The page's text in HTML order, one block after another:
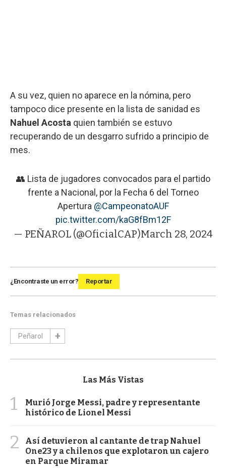
A su vez, quien no aparece en la nómina, pero
tampoco dice presente en la lista de sanidad es
Nahuel Acosta quien también se estuvo
recuperando de un desgarro sufrido a principio de
mes.
👥 Lista de jugadores convocados para el partido
frente a Nacional, por la Fecha 6 del Torneo
Apertura @CampeonatoAUF
pic.twitter.com/kaG8fBm12F
— PEÑAROL (@OficialCAP)March 28, 2024
¿Encontraste un error? Reportar
Temas relacionados
Peñarol
Las Más Vistas
1
Murió Jorge Messi, padre y representante
histórico de Lionel Messi
2
Así detuvieron al cantante de trap Nahuel
One23 y a chilenos que explotaron un cajero
en Parque Miramar